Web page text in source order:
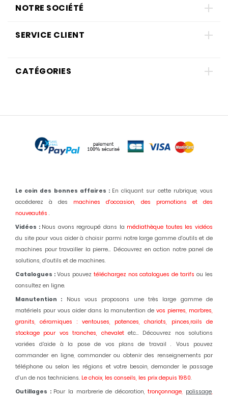
NOTRE SOCIÉTÉ
SERVICE CLIENT
CATÉGORIES
Le coin des bonnes affaires : En cliquant sur cette rubrique, vous
accéderez à des machines d'occasion, des promotions et des
nouveautés .
Vidéos : Nous avons regroupé dans la médiathèque toutes les vidéos
du site pour vous aider à choisir parmi notre large gamme d'outils et de
machines pour travailler la pierre... Découvrez en action notre panel de
solutions, d'outils et de machines.
Catalogues : Vous pouvez téléchargez nos catalogues de tarifs ou les
consultez en ligne.
Manutention : Nous vous proposons une très large gamme de
matériels pour vous aider dans la manutention devos pierres, marbres,
granits, céramiques : ventouses, potences, chariots, pinces,rails de
stockage pour vos tranches, chevalet etc... Découvrez nos solutions
variées d’aide à la pose de vos plans de travail . Vous pouvez
commander en ligne, commander ou obtenir des renseignements par
téléphone ou selon les régions et votre besoin, demander le passage
d'un de nos techniciens. Le choix, les conseils, les prix depuis 1980.
Outillages : Pour la marbrerie de décoration,tronçonnage, polissage,